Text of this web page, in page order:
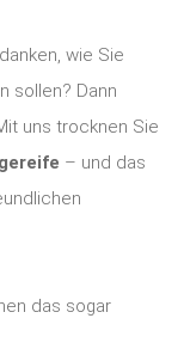
wie Sie
sollen? Dann
uns trocknen Sie
– und das
das sogar